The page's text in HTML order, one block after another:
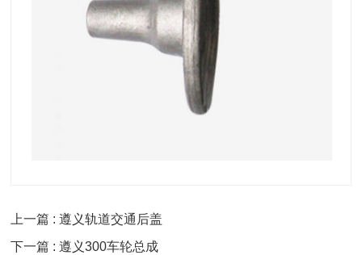
上一篇 : 遵义轨道交通后盖
下一篇 : 遵义300车轮总成